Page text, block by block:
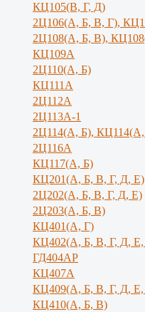
КЦ105(В, Г, Д)
2Ц106(А, Б, В, Г),
2Ц108(А, Б, В),
КЦ109А
2Ц110(А, Б)
КЦ111А
2Ц112А
2Ц113А-1
2Ц114(А, Б),
2Ц116А
КЦ117(А, Б)
КЦ201(А, Б, В, Г, Д, Е)
2Ц202(А, Б, В, Г, Д, Е)
2Ц203(А, Б, В)
КЦ401(А, Г)
КЦ402(А, Б, В, Г, Д,
ГД404АР
КЦ407А
КЦ409(А, Б, В, Г, Д,
КЦ410(А, Б, В)